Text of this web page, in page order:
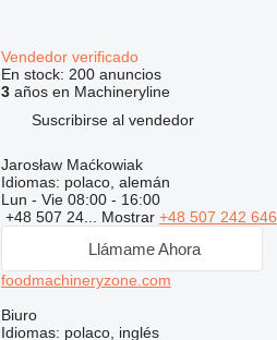
Vendedor verificado
En stock: 200 anuncios
3años en Machineryline
Suscribirse al vendedor
Jarosław Maćkowiak
Idiomas: polaco, alemán
Lun - Vie 08:00 - 16:00
+48 507 24... Mostrar +48 507 242 646
Llámame Ahora
foodmachineryzone.com
Biuro
Idiomas: polaco, inglés